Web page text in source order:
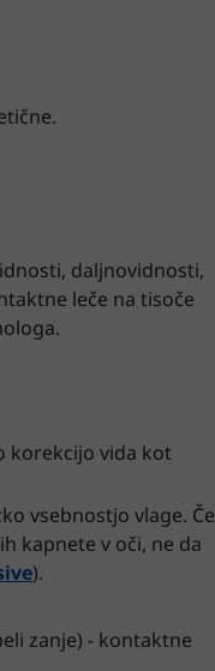
daljnovidnosti,
leče na tisoče
korekcijo vida kot
vsebnostjo vlage. Če
kapnete v oči, ne da
).
zanje) - kontaktne